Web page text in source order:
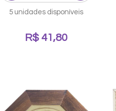
5 unidades disponíveis
R$ 41,80